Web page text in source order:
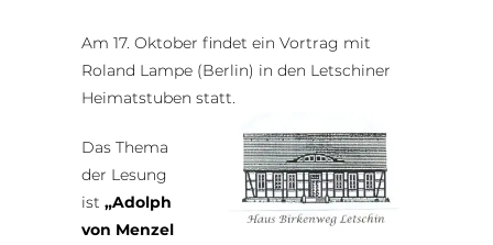
Am 17. Oktober findet ein Vortrag mit
Roland Lampe (Berlin) in den Letschiner
Heimatstuben statt.
Das Thema
der Lesung
ist „Adolph
von Menzel